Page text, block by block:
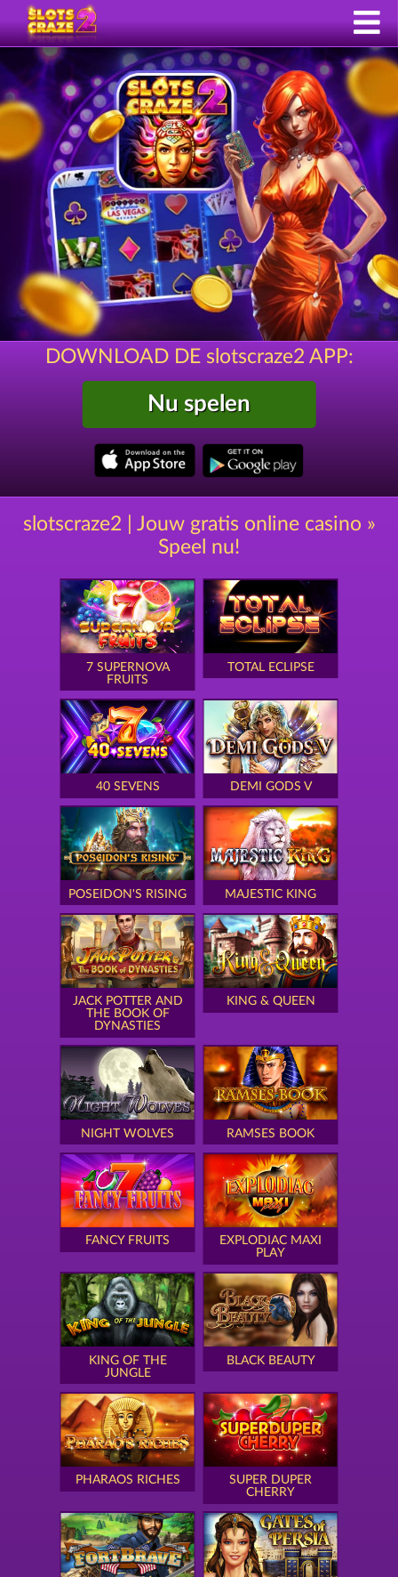
DOWNLOAD DE slotscraze2 APP:
Nu spelen
slotscraze2 | Jouw gratis online casino »
Speel nu!
7 SUPERNOVA
FRUITS
TOTAL ECLIPSE
40 SEVENS DEMI GODS V
POSEIDON'S RISING MAJESTIC KING
JACK POTTER AND
THE BOOK OF
DYNASTIES
KING & QUEEN
NIGHT WOLVES RAMSES BOOK
FANCY FRUITS
EXPLODIAC MAXI
PLAY
KING OF THE
JUNGLE
BLACK BEAUTY
PHARAOS RICHES
SUPER DUPER
CHERRY